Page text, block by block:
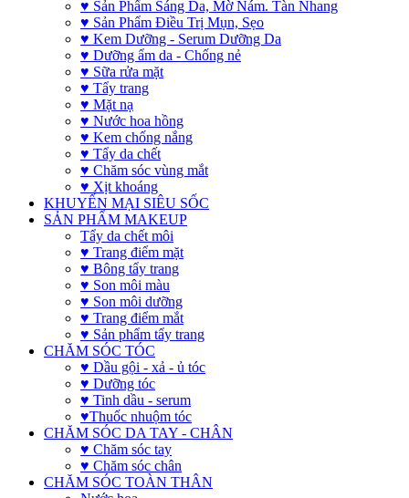
♥ Sản Phẩm Sáng Da, Mờ Nám. Tàn Nhang
♥ Sản Phẩm Điều Trị Mụn, Sẹo
♥ Kem Dưỡng - Serum Dưỡng Da
♥ Dưỡng ẩm da - Chống nẻ
♥ Sữa rửa mặt
♥ Tẩy trang
♥ Mặt nạ
♥ Nước hoa hồng
♥ Kem chống nắng
♥ Tẩy da chết
♥ Chăm sóc vùng mắt
♥ Xịt khoáng
KHUYẾN MẠI SIÊU SỐC
SẢN PHẨM MAKEUP
Tẩy da chết môi
♥ Trang điểm mặt
♥ Bông tẩy trang
♥ Son môi màu
♥ Son môi dưỡng
♥ Trang điểm mắt
♥ Sản phẩm tẩy trang
CHĂM SÓC TÓC
♥ Dầu gội - xả - ủ tóc
♥ Dưỡng tóc
♥ Tinh dầu - serum
♥Thuốc nhuộm tóc
CHĂM SÓC DA TAY - CHÂN
♥ Chăm sóc tay
♥ Chăm sóc chân
CHĂM SÓC TOÀN THÂN